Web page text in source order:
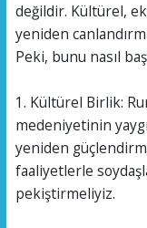
değildir. Kültürel,
yeniden
Peki, bunu nasıl
1. Kültürel Birlik:
medeniyetinin
yeniden
faaliyetlerle
pekiştirmeliyiz.